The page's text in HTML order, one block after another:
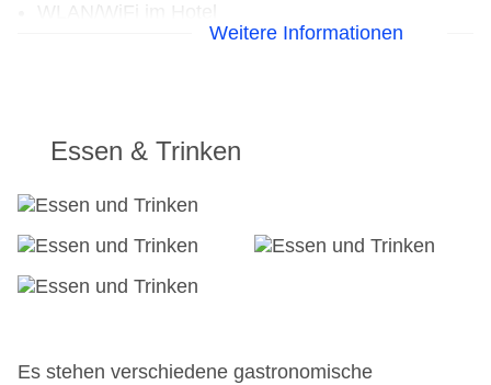
Letzte umfassende Renovierung: 2010
Haustiere
Haustiere auf Anfrage: gegen Gebühr
Gesamtanzahl der Stockwerke: 12
Gesamtanzahl der Zimmer: 142
Landeskategorie: 1 Sterne
Weitere Informationen
Essen & Trinken
Es stehen verschiedene gastronomische